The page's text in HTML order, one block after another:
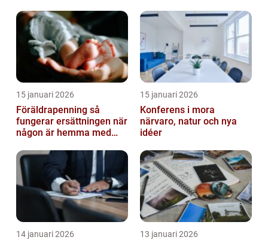
15 januari 2026
Föräldrapenning så
fungerar ersättningen när
någon är hemma med
15 januari 2026
Konferens i mora
närvaro, natur och nya
idéer
14 januari 2026 13 januari 2026